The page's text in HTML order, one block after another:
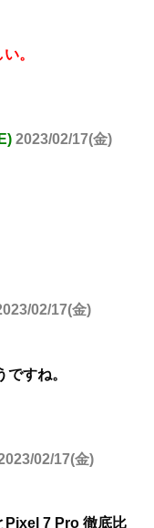
。
2023/02/17(金)
02/17(金)
すね。
02/17(金)
Pixel 7 Pro 徹底比